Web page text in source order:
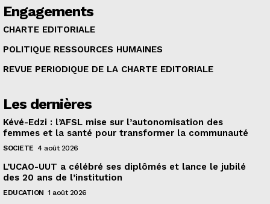
Engagements
CHARTE EDITORIALE
POLITIQUE RESSOURCES HUMAINES
REVUE PERIODIQUE DE LA CHARTE EDITORIALE
Les dernières
Kévé-Edzi : l’AFSL mise sur l’autonomisation des
femmes et la santé pour transformer la communauté
SOCIETE 4 août 2026
L’UCAO-UUT a célébré ses diplômés et lance le jubilé
des 20 ans de l’institution
EDUCATION 1 août 2026